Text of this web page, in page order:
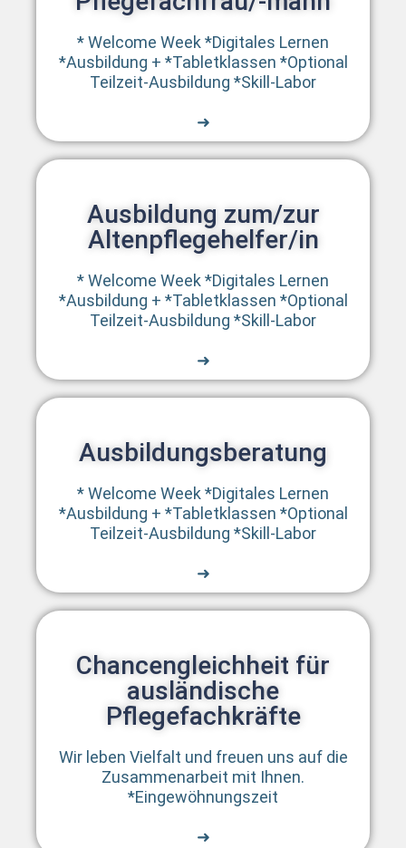
• Ausbildungsdauer: in Vollzeit 18
Verkürzungsmöglichkeiten bei
Vorerfahrung.
• Zugangsvoraussetzung: in der Regel
Hauptschulabschluss; in Einzelfällen
auch ohne, bei positiver Prognose der
Pflegeschule.
stationäre Langzeitpflege, ambulante
Pflege und Akutpflege stattfinden.
• Alle Auszubildenden erhalten eine
• Die bisherigen 27 verschiedenen
Pflegehilfe- und Assistenz-
Ausbildungen der Länder werden
zusammengeführt
Reform Pflegeausbildung:
Gesetze
Veröffentlicht: 11. September 2025
über zwei Gesetzentwürfe beraten, die
1. das Gesetz zur
Pflegefachassistenzausbildung (für ein
einheitliches Berufsbild)
2. sowie das Gesetz zur
Entbürokratisierung in der Pflege.
* Welcome Week *Digitales Lernen
*Ausbildung + *Tabletklassen *Optional
Teilzeit-Ausbildung *Skill-Labor
➜
Ausbildung zum/zur
Altenpflegehelfer/in
* Welcome Week *Digitales Lernen
*Ausbildung + *Tabletklassen *Optional
Teilzeit-Ausbildung *Skill-Labor
➜
Ausbildungsberatung
* Welcome Week *Digitales Lernen
*Ausbildung + *Tabletklassen *Optional
Teilzeit-Ausbildung *Skill-Labor
➜
Chancengleichheit für
ausländische
Pflegefachkräfte
Wir leben Vielfalt und freuen uns auf die
Zusammenarbeit mit Ihnen.
*Eingewöhnungszeit
➜